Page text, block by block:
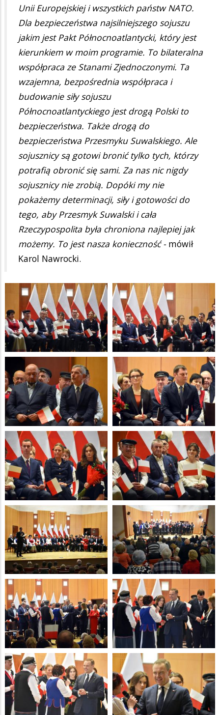
Unii Europejskiej i wszystkich państw NATO.
Dla bezpieczeństwa najsilniejszego sojuszu
jakim jest Pakt Północnoatlantycki, który jest
kierunkiem w moim programie. To bilateralna
współpraca ze Stanami Zjednoczonymi. Ta
wzajemna, bezpośrednia współpraca i
budowanie siły sojuszu
Północnoatlantyckiego jest drogą Polski to
bezpieczeństwa. Także drogą do
bezpieczeństwa Przesmyku Suwalskiego. Ale
sojusznicy są gotowi bronić tylko tych, którzy
potrafią obronić się sami. Za nas nic nigdy
sojusznicy nie zrobią. Dopóki my nie
pokażemy determinacji, siły i gotowości do
tego, aby Przesmyk Suwalski i cała
Rzeczypospolita była chroniona najlepiej jak
możemy. To jest nasza konieczność - mówił
Karol Nawrocki.